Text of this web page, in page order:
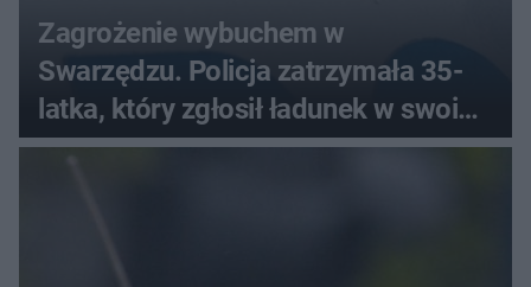
Zagrożenie wybuchem w
Swarzędzu. Policja zatrzymała 35-
latka, który zgłosił ładunek w swoim
aucie